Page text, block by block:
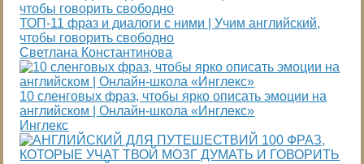
ТОП-11 фраз и диалоги с ними | Учим английский,
чтобы говорить свободно
Светлана Константинова
10 сленговых фраз, чтобы ярко описать эмоции на
английском | Онлайн-школа «Инглекс»
Инглекс